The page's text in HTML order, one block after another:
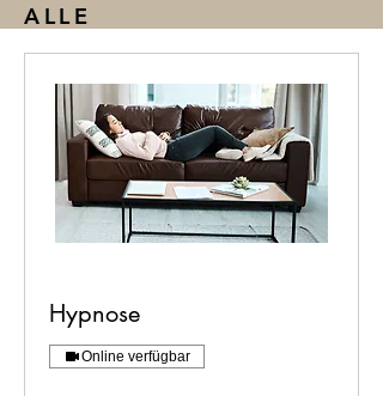
ALLE
Hypnose
Online verfügbar